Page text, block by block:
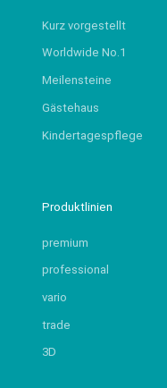
Kurz vorgestellt
Worldwide No.1
Meilensteine
Gästehaus
Kindertagespflege
Produktlinien
premium
professional
vario
trade
3D